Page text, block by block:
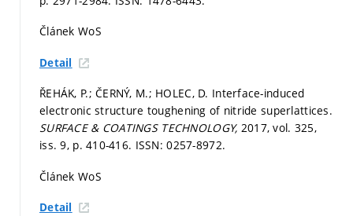
Článek WoS
Detail
ŘEHÁK, P.; ČERNÝ, M.; HOLEC, D. Interface-induced
electronic structure toughening of nitride superlattices.
SURFACE & COATINGS TECHNOLOGY, 2017, vol. 325,
iss. 9, p. 410-416. ISSN: 0257-8972.
Článek WoS
Detail